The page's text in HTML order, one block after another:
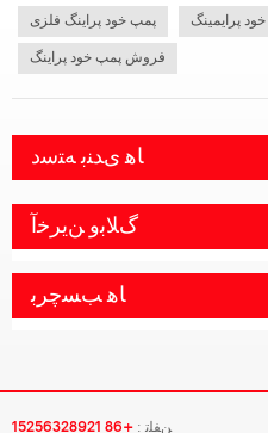
پمپ خود پراینگ فلزی
فروش پمپ خود پراینگ
ﺎﻫ ﯼﺪﻨﺑ ﻪﺘﺳﺩ
ﮒﻼ ﺑﻭ ﻦﯾﺮﺧﺁ
ﺎﻫ ﺐﺴﭼﺮﺑ
ﻦﻔﻠﺗ : +86 15256328921